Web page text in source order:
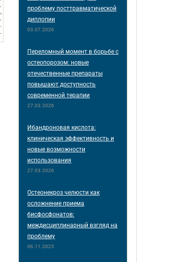
проблему посттравматической
диплопии
03.07.2026
Переломный момент в борьбе с
остеопорозом: новые
отечественные препараты
повышают доступность
современной терапии
27.03.2026
Ибандроновая кислота:
клиническая эффективность и
новые возможности
использования
27.03.2026
Остеонекроз челюсти как
осложнение приема
бисфосфонатов:
междисциплинарный взгляд на
проблему
06.11.2025